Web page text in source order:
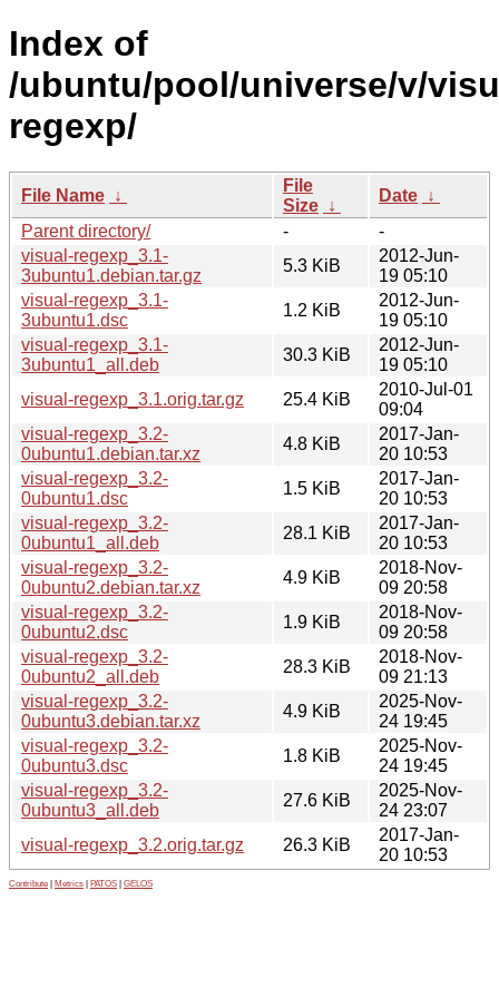
Index of
/ubuntu/pool/universe/v/
regexp/
File Name ↓
File
Size ↓
Date ↓
Parent directory/
-
-
visual-regexp_3.1-
3ubuntu1.debian.tar.gz
5.3 KiB
2012-Jun-
19 05:10
visual-regexp_3.1-
3ubuntu1.dsc
1.2 KiB
2012-Jun-
19 05:10
visual-regexp_3.1-
3ubuntu1_all.deb
30.3 KiB
2012-Jun-
19 05:10
visual-regexp_3.1.orig.tar.gz
25.4 KiB
2010-Jul-01
09:04
visual-regexp_3.2-
0ubuntu1.debian.tar.xz
4.8 KiB
2017-Jan-
20 10:53
visual-regexp_3.2-
0ubuntu1.dsc
1.5 KiB
2017-Jan-
20 10:53
visual-regexp_3.2-
0ubuntu1_all.deb
28.1 KiB
2017-Jan-
20 10:53
visual-regexp_3.2-
0ubuntu2.debian.tar.xz
4.9 KiB
2018-Nov-
09 20:58
visual-regexp_3.2-
0ubuntu2.dsc
1.9 KiB
2018-Nov-
09 20:58
visual-regexp_3.2-
0ubuntu2_all.deb
28.3 KiB
2018-Nov-
09 21:13
visual-regexp_3.2-
0ubuntu3.debian.tar.xz
4.9 KiB
2025-Nov-
24 19:45
visual-regexp_3.2-
0ubuntu3.dsc
1.8 KiB
2025-Nov-
24 19:45
visual-regexp_3.2-
0ubuntu3_all.deb
27.6 KiB
2025-Nov-
24 23:07
visual-regexp_3.2.orig.tar.gz
26.3 KiB
2017-Jan-
20 10:53
Contribute Metrics PATOS GELOS